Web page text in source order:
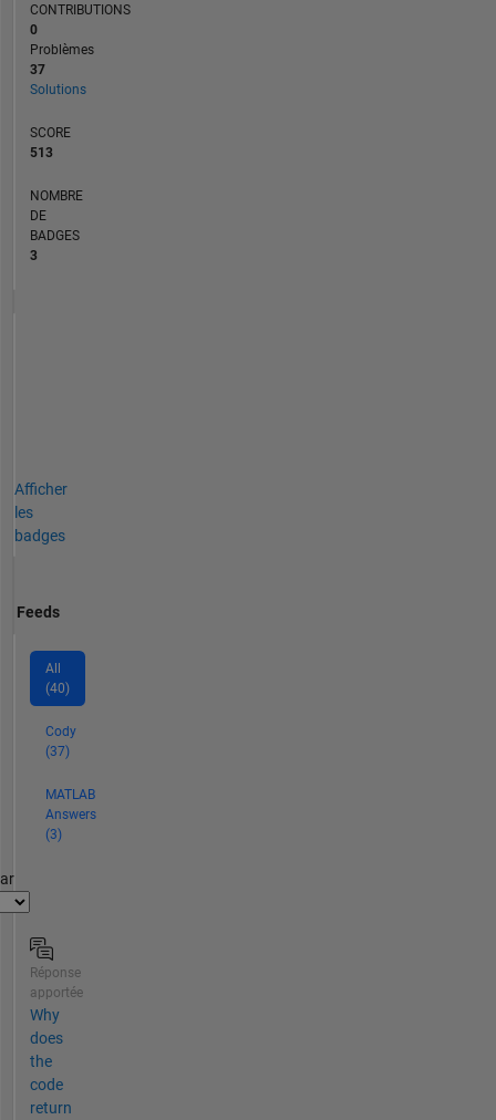
CONTRIBUTIONS
0
Problèmes
37
Solutions
SCORE
513
NOMBRE
DE
BADGES
3
Afficher
les
badges
Feeds
All
(40)
Cody
(37)
MATLAB
Answers
(3)
Réponse
apportée
Why
does
the
code
return